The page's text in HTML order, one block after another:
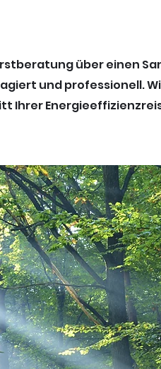
über einen
und professionell.
Ihrer